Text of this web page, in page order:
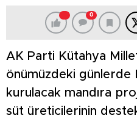
0
AK Parti Kütahya
önümüzdeki günlerde
kurulacak mandıra
süt üreticilerinin